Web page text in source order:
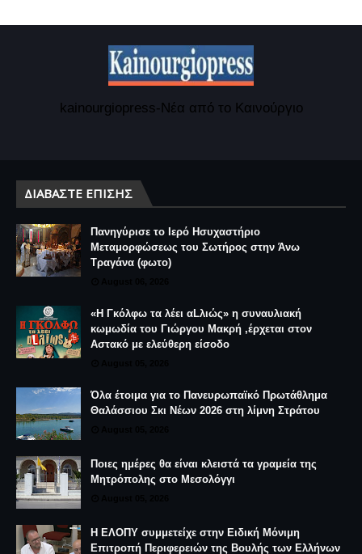
kainourgiopress-Νέα από το Καινούργιο
ΔΙΑΒΆΣΤΕ ΕΠΊΣΗΣ
Πανηγύρισε το Ιερό Ησυχαστήριο
Μεταμορφώσεως του Σωτήρος στην Άνω
Τραγάνα (φωτο)
«Η Γκόλφω τα λέει αLλιώς» η συναυλιακή
κωμωδία του Γιώργου Μακρή ,έρχεται στον
Αστακό με ελεύθερη είσοδο
Όλα έτοιμα για το Πανευρωπαϊκό Πρωτάθλημα
Θαλάσσιου Σκι Νέων 2026 στη λίμνη Στράτου
Ποιες ημέρες θα είναι κλειστά τα γραμεία της
Μητρόπολης στο Μεσολόγγι
Η ΕΛΟΠΥ συμμετείχε στην Ειδική Μόνιμη
Επιτροπή Περιφερειών της Βουλής των Ελλήνων